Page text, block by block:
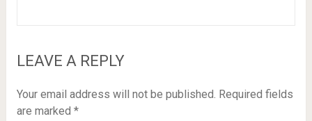
LEAVE A REPLY
Your email address will not be published. Required fields
are marked *